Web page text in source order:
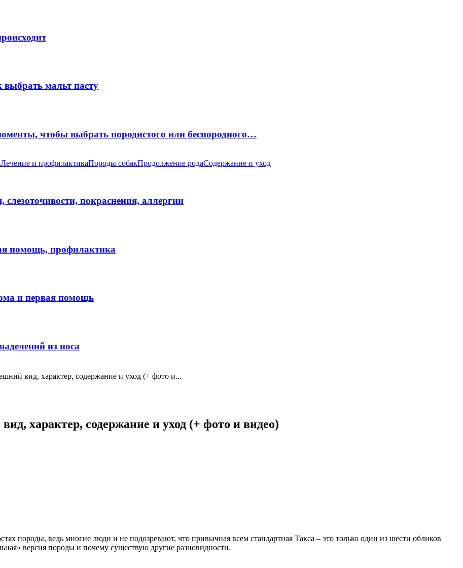
мальт пасту
чтобы выбрать породистого или беспородного…
Лечение и профилактикаПороды собакПродолжение родаСодержание и уход
покраснения, аллергии
помощь, профилактика
и первая помощь
из носа
вид, характер, содержание и уход (+ фото и...
характер, содержание и уход (+ фото и видео)
породы, ведь многие люди и не подозревают, что привычная всем стандартная Такса – это только один из шести обликов
версия породы и почему существую другие разновидности.